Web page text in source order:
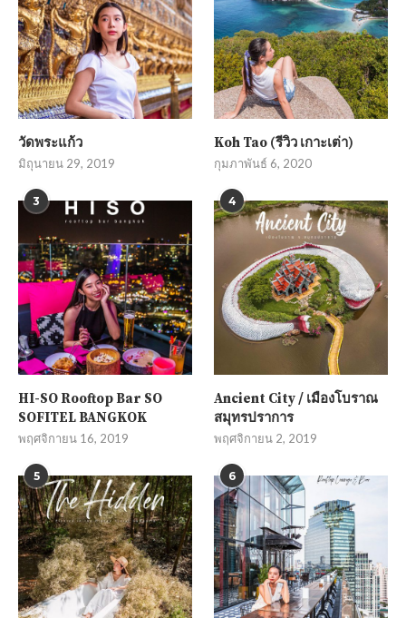
วัดพระแก้ว
มิถุนายน 29, 2019
Koh Tao (รีวิว เกาะเต่า)
กุมภาพันธ์ 6, 2020
3
HI-SO Rooftop Bar SO
SOFITEL BANGKOK
พฤศจิกายน 16, 2019
4
Ancient City / เมืองโบราณ
สมุทรปราการ
พฤศจิกายน 2, 2019
5 6